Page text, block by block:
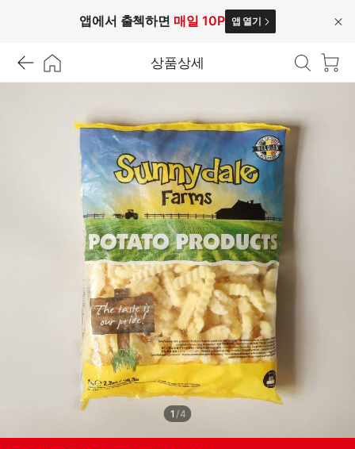
앱에서 출첵하면 매일 10P 앱 열기
닫
상품상세
1 /4